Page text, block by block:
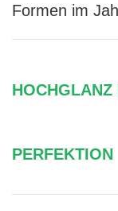
Formen im
PERFEKTION